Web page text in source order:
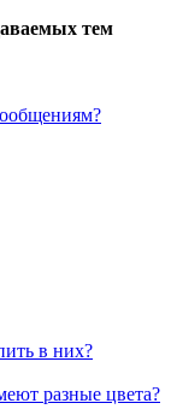
тем
в них?
разные цвета?